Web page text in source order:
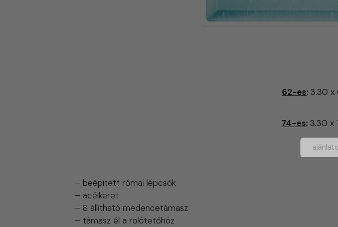
62-es: 3.30 x
74-es: 3.30 x
– beépített római lépcsők
– acélkeret
– 8 állítható medencetámasz
– támasz él a rolótetőhöz